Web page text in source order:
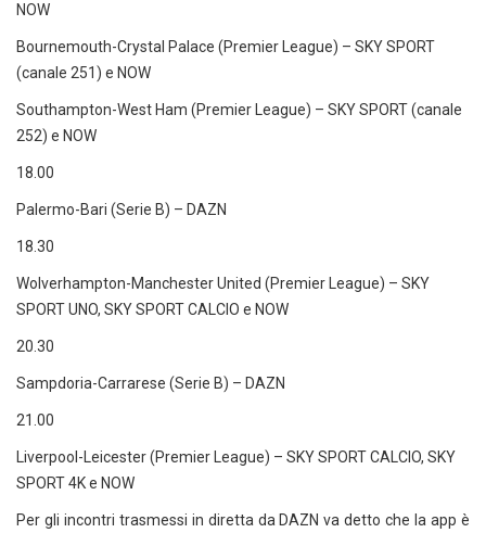
NOW
Bournemouth-Crystal Palace (Premier League) – SKY SPORT
(canale 251) e NOW
Southampton-West Ham (Premier League) – SKY SPORT (canale
252) e NOW
18.00
Palermo-Bari (Serie B) – DAZN
18.30
Wolverhampton-Manchester United (Premier League) – SKY
SPORT UNO, SKY SPORT CALCIO e NOW
20.30
Sampdoria-Carrarese (Serie B) – DAZN
21.00
Liverpool-Leicester (Premier League) – SKY SPORT CALCIO, SKY
SPORT 4K e NOW
Per gli incontri trasmessi in diretta da DAZN va detto che la app è